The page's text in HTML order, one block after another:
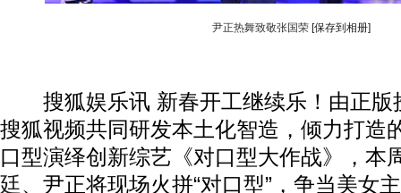
尹正热舞致敬张国荣 [保存到相册]
搜狐娱乐讯 新春开工继续乐！由正版
搜狐视频共同研发本土化智造，倾力打造
口型演绎创新综艺《对口型大作战》，本
廷、尹正将现场火拼“对口型”，争当美女